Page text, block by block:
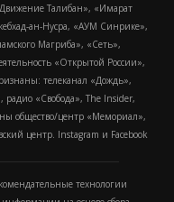
Талибан», «Имарат
ан-Нусра, «АУМ Синрике»,
Магриба», «Сеть»,
«Открытой России»,
телеканал «Дождь»,
«Свобода», The Insider,
общество/центр «Мемориал»,
центр. Instagram и Facebook
технологии